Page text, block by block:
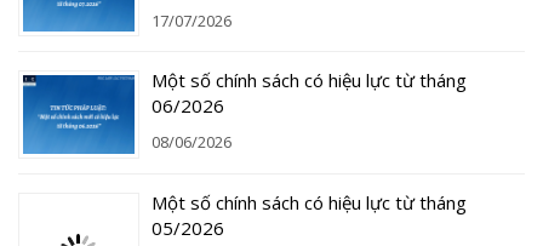
17/07/2026
Một số chính sách có hiệu lực từ tháng
06/2026
08/06/2026
Một số chính sách có hiệu lực từ tháng
05/2026